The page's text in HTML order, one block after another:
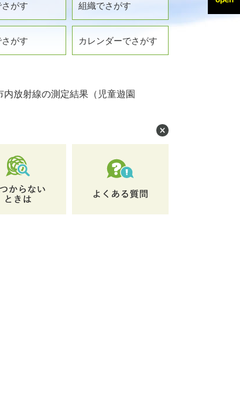
がす 組織でさがす
がす カレンダーでさがす
内放射線の測定結果（児童遊園